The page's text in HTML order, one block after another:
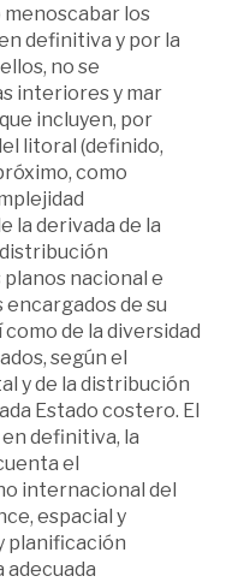
los
definitiva y por la
no se
interiores y mar
incluyen, por
litoral (definido,
como
la derivada de la
nacional e
de su
de la diversidad
según el
y de la distribución
Estado costero. El
definitiva, la
el
internacional del
espacial y
planificación
adecuada